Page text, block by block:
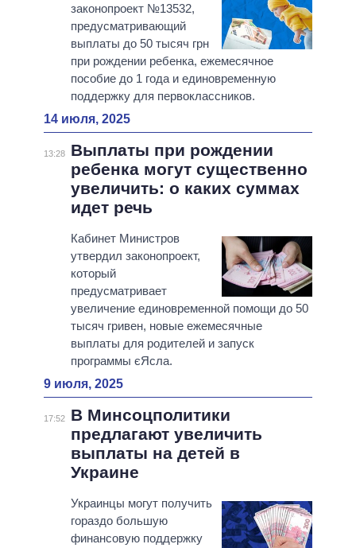
законопроект №13532,
предусматривающий
выплаты до 50 тысяч грн
при рождении ребенка, ежемесячное
пособие до 1 года и единовременную
поддержку для первоклассников.
14 июля, 2025
13:28
Выплаты при рождении
ребенка могут существенно
увеличить: о каких суммах
идет речь
Кабинет Министров
утвердил законопроект,
который
предусматривает
увеличение единовременной помощи до 50
тысяч гривен, новые ежемесячные
выплаты для родителей и запуск
программы єЯсла.
9 июля, 2025
17:52
В Минсоцполитики
предлагают увеличить
выплаты на детей в
Украине
Украинцы могут получить
гораздо большую
финансовую поддержку